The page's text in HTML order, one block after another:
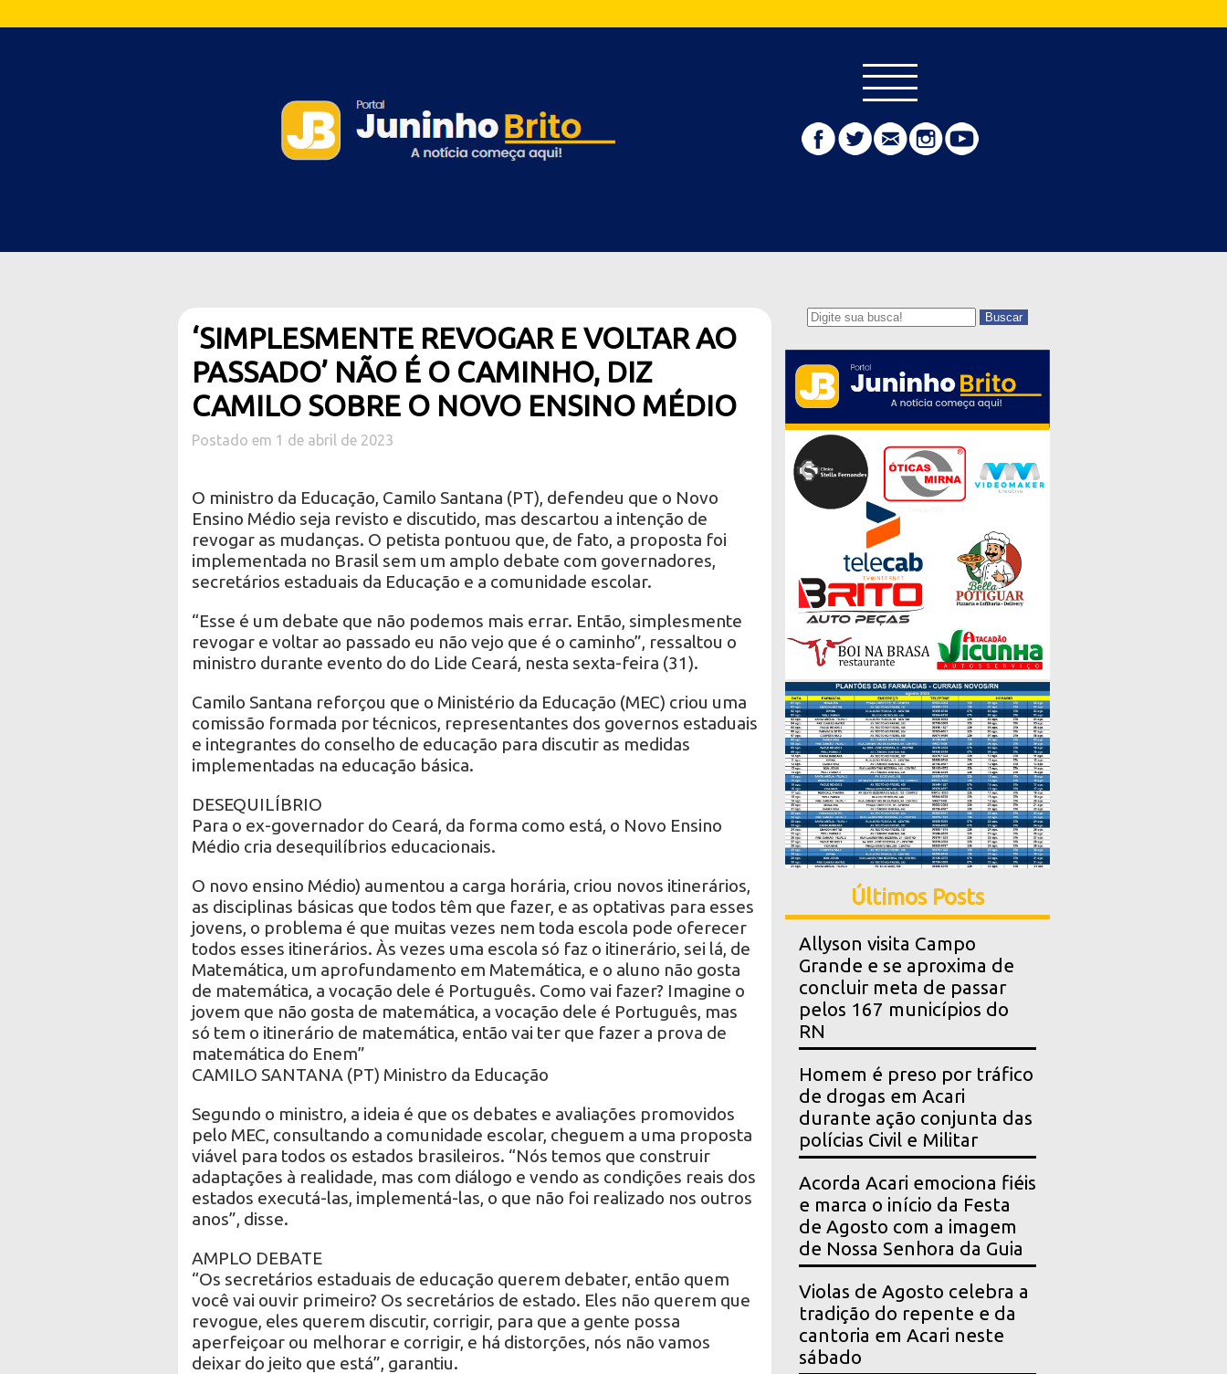
‘SIMPLESMENTE REVOGAR E VOLTAR AO
PASSADO’ NÃO É O CAMINHO, DIZ
CAMILO SOBRE O NOVO ENSINO MÉDIO
Postado em 1 de abril de 2023
O ministro da Educação, Camilo Santana (PT), defendeu que o Novo
Ensino Médio seja revisto e discutido, mas descartou a intenção de
revogar as mudanças. O petista pontuou que, de fato, a proposta foi
implementada no Brasil sem um amplo debate com governadores,
secretários estaduais da Educação e a comunidade escolar.
“Esse é um debate que não podemos mais errar. Então, simplesmente
revogar e voltar ao passado eu não vejo que é o caminho”, ressaltou o
ministro durante evento do do Lide Ceará, nesta sexta-feira (31).
Camilo Santana reforçou que o Ministério da Educação (MEC) criou uma
comissão formada por técnicos, representantes dos governos estaduais
e integrantes do conselho de educação para discutir as medidas
implementadas na educação básica.
DESEQUILÍBRIO
Para o ex-governador do Ceará, da forma como está, o Novo Ensino
Médio cria desequilíbrios educacionais.
O novo ensino Médio) aumentou a carga horária, criou novos itinerários,
as disciplinas básicas que todos têm que fazer, e as optativas para esses
jovens, o problema é que muitas vezes nem toda escola pode oferecer
todos esses itinerários. Às vezes uma escola só faz o itinerário, sei lá, de
Matemática, um aprofundamento em Matemática, e o aluno não gosta
de matemática, a vocação dele é Português. Como vai fazer? Imagine o
jovem que não gosta de matemática, a vocação dele é Português, mas
só tem o itinerário de matemática, então vai ter que fazer a prova de
matemática do Enem”
CAMILO SANTANA (PT) Ministro da Educação
Segundo o ministro, a ideia é que os debates e avaliações promovidos
pelo MEC, consultando a comunidade escolar, cheguem a uma proposta
viável para todos os estados brasileiros. “Nós temos que construir
adaptações à realidade, mas com diálogo e vendo as condições reais dos
estados executá-las, implementá-las, o que não foi realizado nos outros
anos”, disse.
AMPLO DEBATE
“Os secretários estaduais de educação querem debater, então quem
você vai ouvir primeiro? Os secretários de estado. Eles não querem que
revogue, eles querem discutir, corrigir, para que a gente possa
aperfeiçoar ou melhorar e corrigir, e há distorções, nós não vamos
deixar do jeito que está”, garantiu.
Buscar
Últimos Posts
Allyson visita Campo
Grande e se aproxima de
concluir meta de passar
pelos 167 municípios do
RN
Homem é preso por tráfico
de drogas em Acari
durante ação conjunta das
polícias Civil e Militar
Acorda Acari emociona fiéis
e marca o início da Festa
de Agosto com a imagem
de Nossa Senhora da Guia
Violas de Agosto celebra a
tradição do repente e da
cantoria em Acari neste
sábado